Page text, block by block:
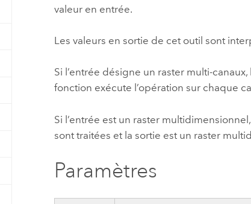
valeur en entrée.
Les valeurs en sortie de cet outil sont
Si l’entrée désigne un raster multi-
fonction exécute l’opération sur chaque
Si l’entrée est un raster multidimensionnel
sont traitées et la sortie est un raster
Paramètres